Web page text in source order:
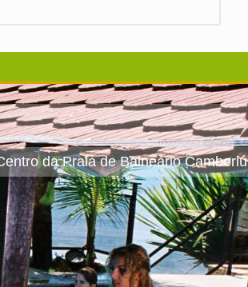
da Praia de Balneário Camboriú